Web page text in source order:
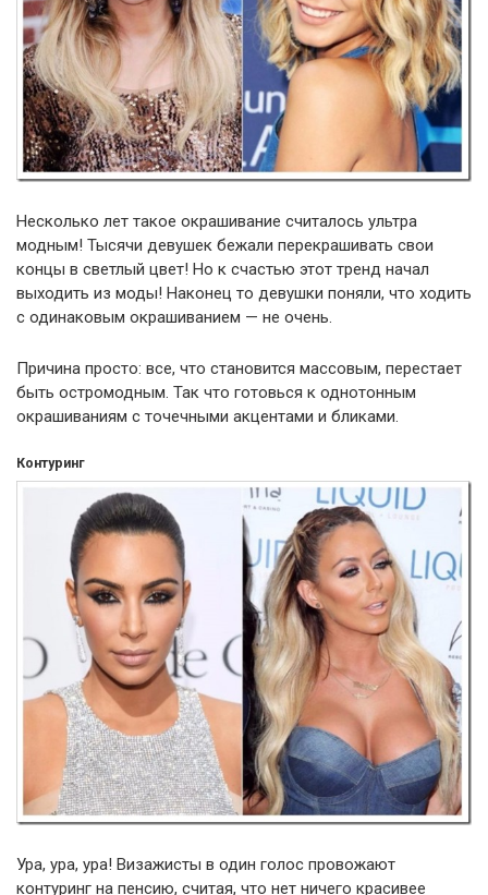
Несколько лет такое окрашивание считалось ультра
модным! Тысячи девушек бежали перекрашивать свои
концы в светлый цвет! Но к счастью этот тренд начал
выходить из моды! Наконец то девушки поняли, что ходить
с одинаковым окрашиванием — не очень.
Причина просто: все, что становится массовым, перестает
быть остромодным. Так что готовься к однотонным
окрашиваниям с точечными акцентами и бликами.
Контуринг
Ура, ура, ура! Визажисты в один голос провожают
контуринг на пенсию, считая, что нет ничего красивее